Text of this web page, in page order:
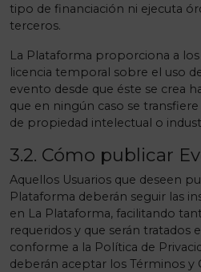
tipo de financiación ni ejecuta
terceros.
La Plataforma proporciona a
licencia temporal sobre el uso
evento desde que éste se crea
que en ningún caso se
de propiedad intelectual o
3.2. Cómo publicar
Aquellos Usuarios que deseen
Plataforma deberán seguir las
en La Plataforma, facilitando
requeridos y que serán
conforme a la Política de
deberán aceptar los Términos y